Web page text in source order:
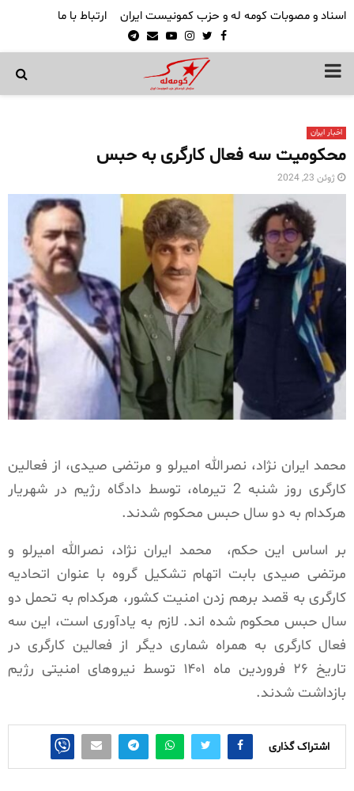
اسناد و مصوبات کومه له و حزب کمونیست ایران ارتباط با ما
Facebook
Twitter
Instagram
Youtube
Email
Telegram
PRIMARY
اخبار ایران
محکومیت سه فعال کارگری به حبس
ژوئن 23, 2024
محمد ایران نژاد، نصرالله امیرلو و مرتضی صیدی، از فعالین
کارگری روز شنبه 2 تیرماه، توسط دادگاه رژیم در شهریار
هرکدام به دو سال حبس محکوم شدند.
بر اساس این حکم،
محمد ایران نژاد، نصرالله امیرلو و
مرتضی صیدی بابت اتهام تشکیل گروه با عنوان اتحادیه
کارگری به قصد برهم زدن امنیت کشور، هرکدام به تحمل دو
سال حبس محکوم شده اند. لازم به یادآوری است، این سه
فعال کارگری به همراه شماری دیگر از فعالین کارگری در
تاریخ ۲۶ فروردین ماه ۱۴۰۱ توسط نیروهای امنیتی رژیم
بازداشت شدند.
اشتراک گذاری